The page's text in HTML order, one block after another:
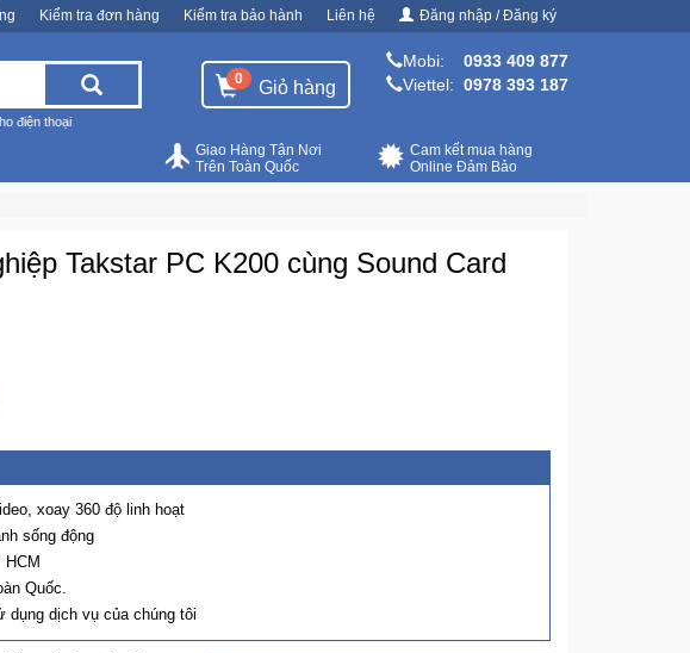
Kiểm tra đơn hàng Kiểm tra bảo hành Liên hệ Đăng nhập / Đăng ký
điện thoại
0 Giỏ hàng
Mobi:
0933 409 877
Viettel: 0978 393 187
Cam kết mua hàng
Online Đảm Bảo
Giao Hàng Tận Nơi
Trên Toàn Quốc
Takstar PC K200 cùng Sound Card
xoay 360 độ linh hoạt
sống động
Quốc.
dụng dịch vụ của chúng tôi